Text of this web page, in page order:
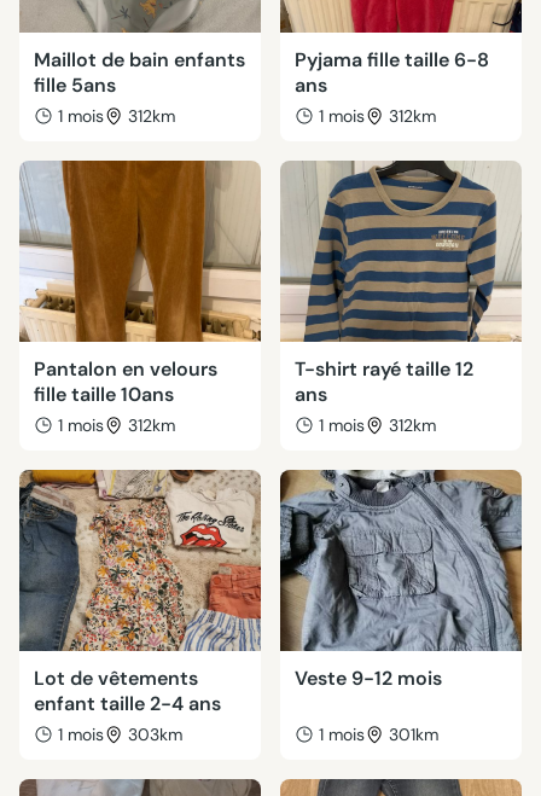
Maillot de bain enfants
fille 5ans
1 mois 312km
Pyjama fille taille 6-8
ans
1 mois 312km
Pantalon en velours
fille taille 10ans
1 mois 312km
T-shirt rayé taille 12
ans
1 mois 312km
Lot de vêtements
enfant taille 2-4 ans
1 mois 303km
Veste 9-12 mois
1 mois 301km